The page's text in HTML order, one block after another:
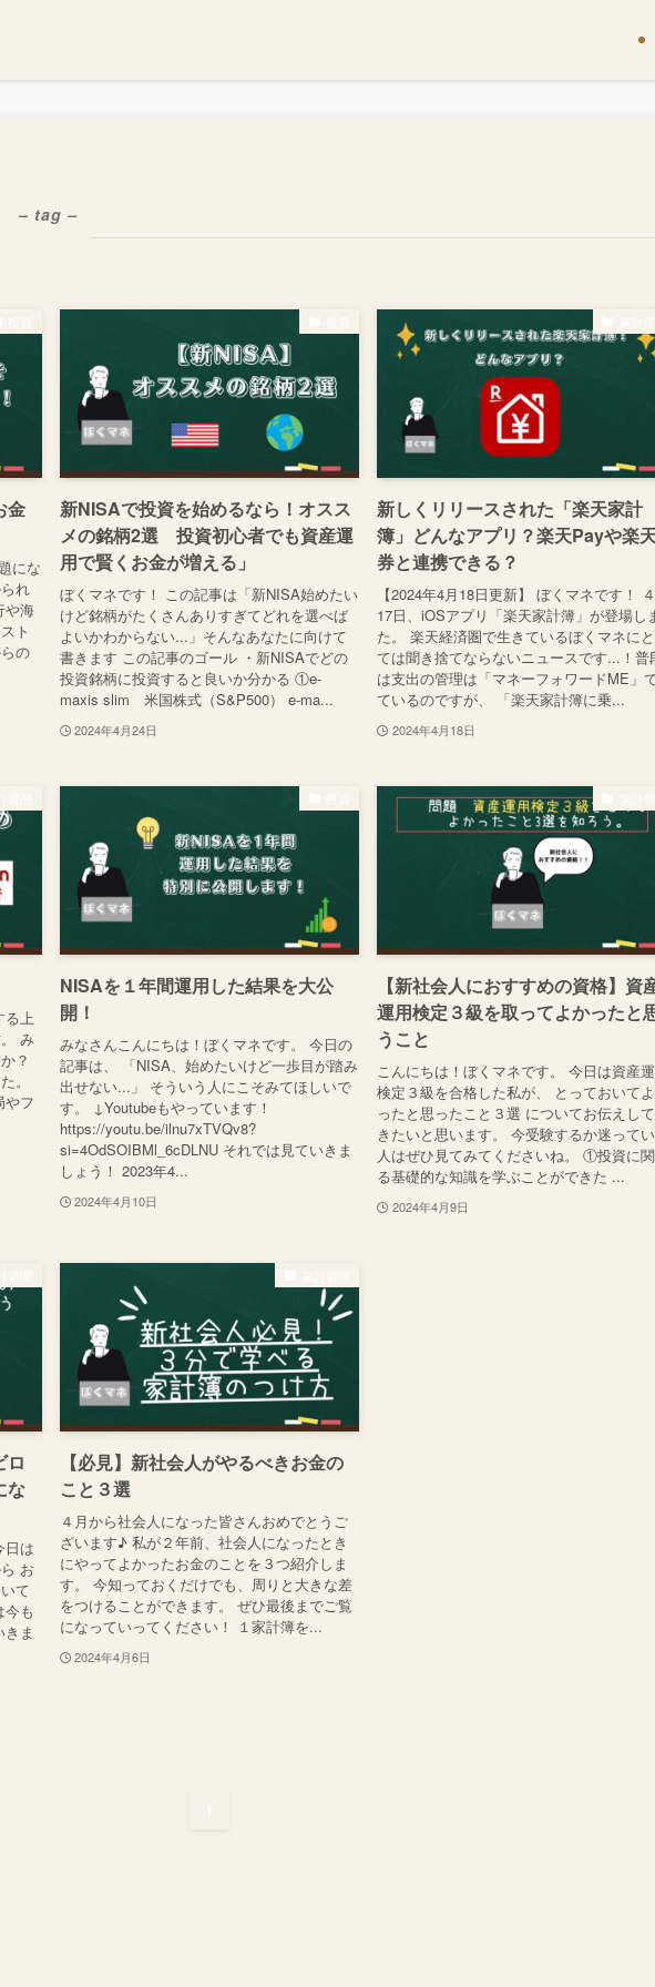
– tag –
金
にな
れ
や海
ト
の
新NISAで投資を始めるなら！オスス
メの銘柄2選 投資初心者でも資産運
用で賢くお金が増える」
ぼくマネです！ この記事は「新NISA始めたい
けど銘柄がたくさんありすぎてどれを選べば
よいかわからない...」そんなあなたに向けて
書きます この記事のゴール ・新NISAでどの
投資銘柄に投資すると良いか分かる ①e-
maxis slim 米国株式（S&P500） e-ma...
2024年4月24日
新しくリリースされた「楽天家計
簿」どんなアプリ？楽天Payや楽
券と連携できる？
【2024年4月18日更新】 ぼくマネです！
17日、iOSアプリ「楽天家計簿」が登場し
た。 楽天経済圏で生きているぼくマネに
ては聞き捨てならないニュースです...！普
は支出の管理は「マネーフォワードME」
ているのですが、 「楽天家計簿に乗...
2024年4月18日
る上
み
？
。
やフ
NISAを１年間運用した結果を大公
開！
みなさんこんにちは！ぼくマネです。 今日の
記事は、 「NISA、始めたいけど一歩目が踏み
出せない...」 そういう人にこそみてほしいで
す。 ↓Youtubeもやっています！
https://youtu.be/ilnu7xTVQv8?
si=4OdSOIBMl_6cDLNU それでは見ていきま
しょう！ 2023年4...
2024年4月10日
【新社会人におすすめの資格】資
運用検定３級を取ってよかったと
うこと
こんにちは！ぼくマネです。 今日は資産
検定３級を合格した私が、 とっておいて
ったと思ったこと３選 についてお伝えし
きたいと思います。 今受験するか迷って
人はぜひ見てみてくださいね。 ①投資に
る基礎的な知識を学ぶことができた ...
2024年4月9日
ロ
な
日は
お
て
も
ま
【必見】新社会人がやるべきお金の
こと３選
４月から社会人になった皆さんおめでとうご
ざいます♪ 私が２年前、社会人になったとき
にやってよかったお金のことを３つ紹介しま
す。 今知っておくだけでも、周りと大きな差
をつけることができます。 ぜひ最後までご覧
になっていってください！ １家計簿を...
2024年4月6日